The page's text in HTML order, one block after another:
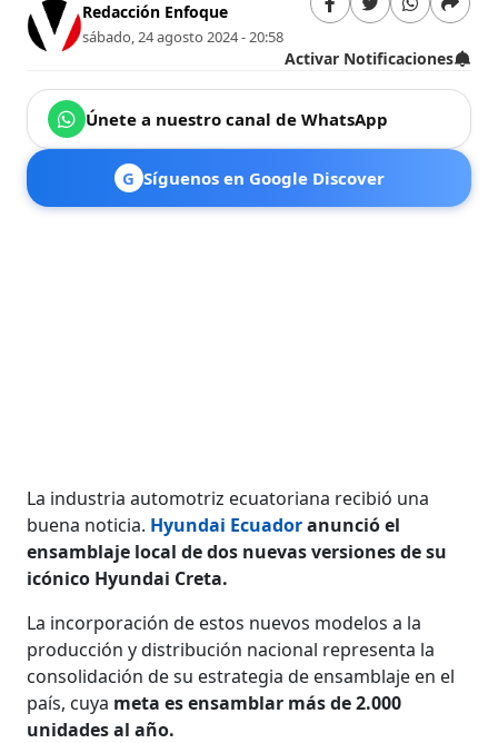
Redacción Enfoque
sábado, 24 agosto 2024 - 20:58
Activar Notificaciones
Únete a nuestro canal de WhatsApp
G Síguenos en Google Discover
La industria automotriz ecuatoriana recibió una
buena noticia. Hyundai Ecuadoranunció el
ensamblaje local de dos nuevas versiones de su
icónico Hyundai Creta.
La incorporación de estos nuevos modelos a la
producción y distribución nacional representa la
consolidación de su estrategia de ensamblaje en el
país, cuya meta es ensamblar más de 2.000
unidades al año.